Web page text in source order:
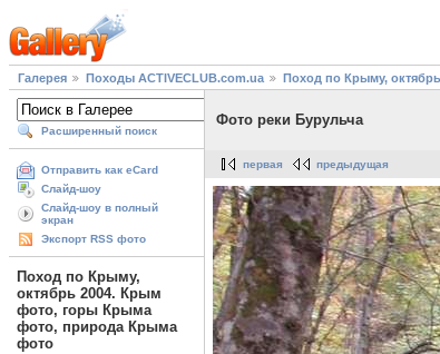
Галерея Походы ACTIVECLUB.com.ua Поход по Крыму,
Расширенный поиск
Отправить как eCard
Слайд-шоу
Слайд-шоу в полный
экран
Экспорт RSS фото
Поход по Крыму,
октябрь 2004. Крым
фото, горы Крыма
фото, природа Крыма
фото
Фото реки Бурульча
первая предыдущая